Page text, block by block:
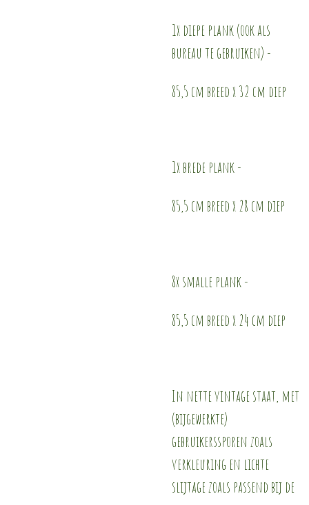
1x diepe plank (ook als
bureau te gebruiken) -
85,5 cm breed x 32 cm diep
1x brede plank -
85,5 cm breed x 28 cm diep
8x smalle plank -
85,5 cm breed x 24 cm diep
In nette vintage staat, met
(bijgewerkte)
gebruikerssporen zoals
verkleuring en lichte
slijtage zoals passend bij de